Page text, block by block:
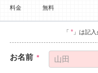
料金
無料
「 * 」は記
お名前 *